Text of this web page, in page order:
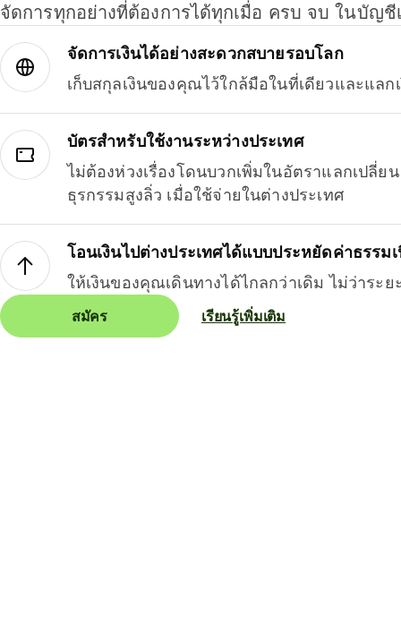
จัดการทุกอย่างที่ต้องการได้ทุกเมื่อ ครบ จบ ในบัญชี
จัดการเงินได้อย่างสะดวกสบายรอบโลก
เก็บสกุลเงินของคุณไว้ใกล้มือในที่เดียวและแลก
บัตรสำหรับใช้งานระหว่างประเทศ
ไม่ต้องห่วงเรื่องโดนบวกเพิ่มในอัตราแลกเปลี่ย
ธุรกรรมสูงลิ่ว เมื่อใช้จ่ายในต่างประเทศ
โอนเงินไปต่างประเทศได้แบบประหยัดค่าธรรม
ให้เงินของคุณเดินทางได้ไกลกว่าเดิม ไม่ว่าระย
สมัคร เรียนรู้เพิ่มเติม